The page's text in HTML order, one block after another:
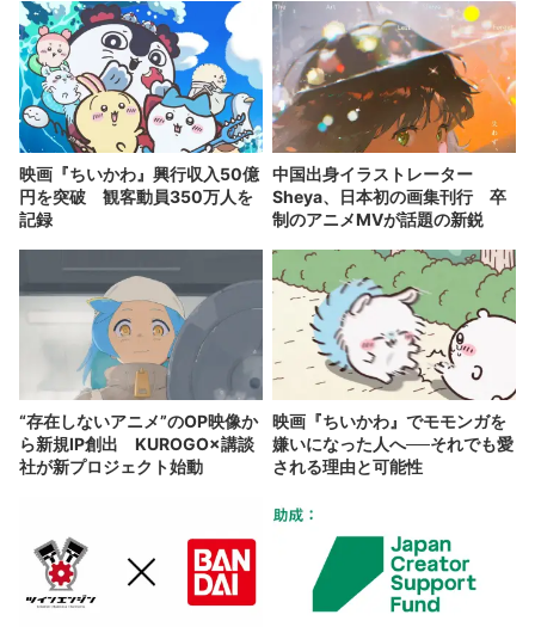
映画『ちいかわ』興行収入50億
円を突破 観客動員350万人を
記録
中国出身イラストレーター
Sheya、日本初の画集刊行 卒
制のアニメMVが話題の新鋭
“存在しないアニメ”のOP映像か
ら新規IP創出 KUROGO×講談
社が新プロジェクト始動
映画『ちいかわ』でモモンガを
嫌いになった人へ──それでも愛
される理由と可能性